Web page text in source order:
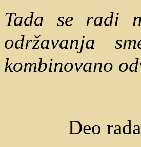
Tada se radi
održavanja
kombinovano
Deo